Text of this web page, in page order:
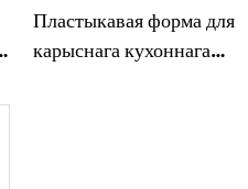
Пластыкавая форма для
карыснага кухоннага